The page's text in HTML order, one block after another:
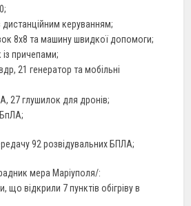
дистанційним керуванням;
8х8 та машину швидкої допомоги;
причепами;
21 генератор та мобільні
27 глушилок для дронів;
92 розвідувальних БПЛА;
мера Маріуполя/:
що відкрили 7 пунктів обігріву в